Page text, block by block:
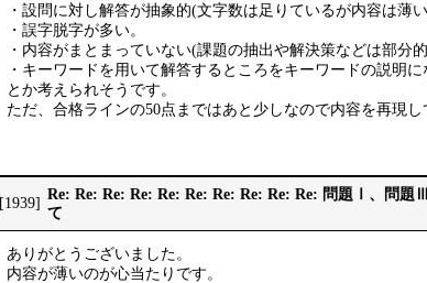
・設問に対し解答が抽象的(文字数は足りているが内容は薄い
・誤字脱字が多い。
・内容がまとまっていない(課題の抽出や解決策などは部分
・キーワードを用いて解答するところをキーワードの説明に
とか考えられそうです。
ただ、合格ラインの50点まではあと少しなので内容を再現
[1939]
Re: Re: Re: Re: Re: Re: Re: Re: Re: Re: 問題Ⅰ、問題
て
ありがとうございました。
内容が薄いのが心当たりです。